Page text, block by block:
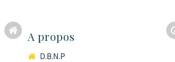
A propos
D.B.N.P